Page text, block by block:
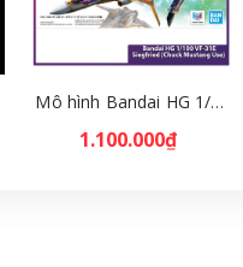
Mô hình Bandai HG 1/100 VF-31E Siegfried (Chuck Mustang Use) [GDB] [BHG]
1.100.000₫